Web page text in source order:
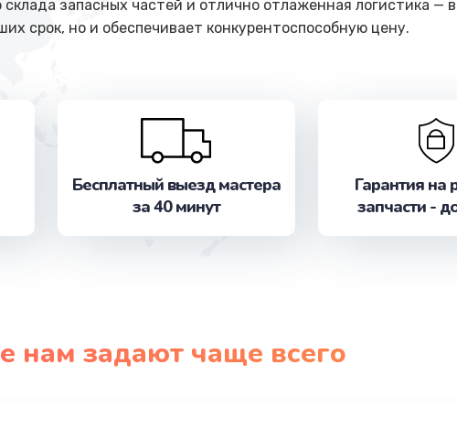
запасных частей и отлично отлаженная логистика —
срок, но и обеспечивает конкурентоспособную цену.
Бесплатный выезд мастера
за 40 минут
Гарантия на
запчасти -
нам задают чаще всего